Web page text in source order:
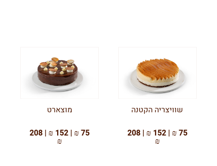
שוויצריה הקטנה
75 ₪ | 152 ₪ | 208
₪
מוצארט
75 ₪ | 152 ₪ | 208
₪